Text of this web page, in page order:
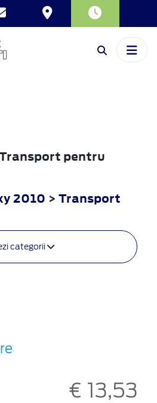
pentru
2010 > Transport
categorii
€ 13,53